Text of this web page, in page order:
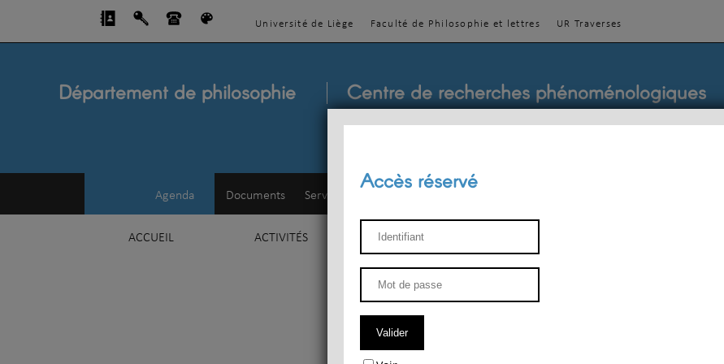
Université de Liège Faculté de Philosophie et lettres UR Traverses
Département de philosophie Centre de recherches phénoménologiques
Agenda Documents Service d'esthétique
ACCUEIL ACTIVITÉS ENSEIGNEMENT
Accès réservé